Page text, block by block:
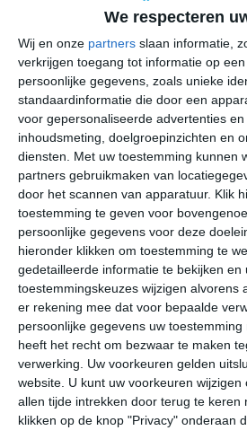
We respecteren
Wij en onze partners slaan informatie,
verkrijgen toegang tot informatie op
persoonlijke gegevens, zoals unieke
standaardinformatie die door een
voor gepersonaliseerde advertenties
inhoudsmeting, doelgroepinzichten en
diensten.
Met uw toestemming kunnen
partners gebruikmaken van
door het scannen van apparatuur. Klik
toestemming te geven voor
persoonlijke gegevens voor deze
hieronder klikken om toestemming te
gedetailleerde informatie te bekijken en
toestemmingskeuzes wijzigen alvorens
er rekening mee dat voor bepaalde
persoonlijke gegevens uw
heeft het recht om bezwaar te maken
verwerking. Uw voorkeuren gelden
website. U kunt uw voorkeuren
allen tijde intrekken door terug te keren
klikken op de knop "Privacy" onderaan
18°C
vr
22°
za zo
32° 12°
21°C 14°C 12°C
19:00 22:00 01:00
19:00 22:00 01:00